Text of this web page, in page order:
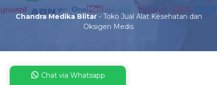
Chandra Medika Blitar- Toko Jual Alat Kesehatan dan
Oksigen Medis
Chat via Whatsapp